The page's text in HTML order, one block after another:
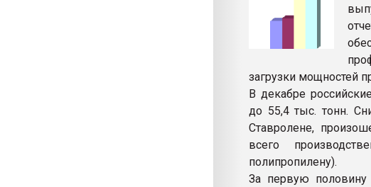
загрузки мощностей
В декабре
до 55,4 тыс. тонн.
Ставролене,
всего
полипропилену).
За первую половину